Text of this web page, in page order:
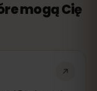
mogą Cię